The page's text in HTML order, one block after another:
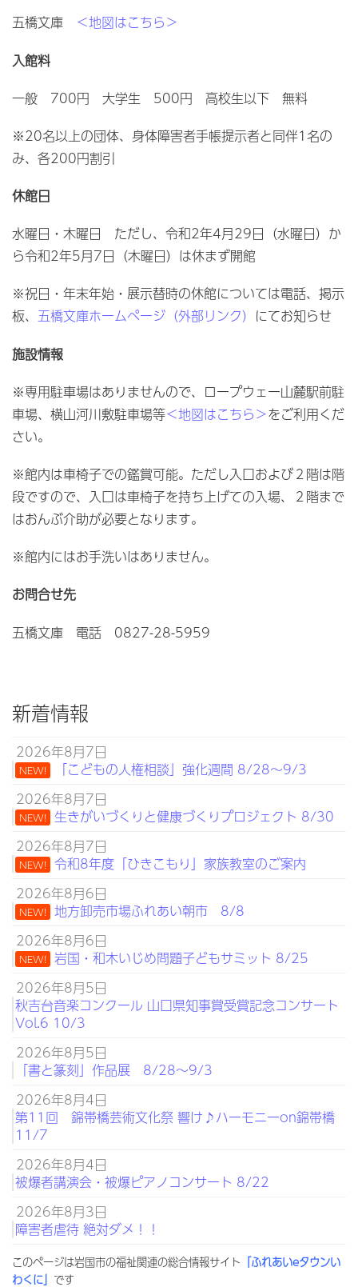
五橋文庫 ＜地図はこちら＞
入館料
一般 700円 大学生 500円 高校生以下 無料
※20名以上の団体、身体障害者手帳提示者と同伴1名の
み、各200円割引
休館日
水曜日・木曜日 ただし、令和2年4月29日（水曜日）か
ら令和2年5月7日（木曜日）は休まず開館
※祝日・年末年始・展示替時の休館については電話、掲示
板、 五橋文庫ホームページ（外部リンク） にてお知らせ
施設情報
※専用駐車場はありませんので、ロープウェー山麓駅前駐
車場、横山河川敷駐車場等＜地図はこちら＞をご利用くだ
さい。
※館内は車椅子での鑑賞可能。ただし入口および２階は階
段ですので、入口は車椅子を持ち上げての入場、２階まで
はおんぶ介助が必要となります。
※館内にはお手洗いはありません。
お問合せ先
五橋文庫 電話 0827-28-5959
新着情報
2026年8月7日
NEW!
「こどもの人権相談」強化週間 8/28～9/3
2026年8月7日
NEW! 生きがいづくりと健康づくりプロジェクト 8/30
2026年8月7日
NEW! 令和8年度「ひきこもり」家族教室のご案内
2026年8月6日
NEW! 地方卸売市場ふれあい朝市 8/8
2026年8月6日
NEW! 岩国・和木いじめ問題子どもサミット 8/25
2026年8月5日
秋吉台音楽コンクール 山口県知事賞受賞記念コンサート
Vol.6 10/3
2026年8月5日
「書と篆刻」作品展 8/28～9/3
2026年8月4日
第11回 錦帯橋芸術文化祭 響け♪ハーモニーon錦帯橋
11/7
2026年8月4日
被爆者講演会・被爆ピアノコンサート 8/22
2026年8月3日
障害者虐待 絶対ダメ！！
このページは岩国市の福祉関連の総合情報サイト 「ふれあいeタウンい
わくに」 です